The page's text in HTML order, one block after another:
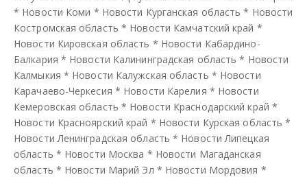
* Новости Коми * Новости Курганская область * Новости
Костромская область * Новости Камчатский край *
Новости Кировская область * Новости Кабардино-
Балкария * Новости Калининградская область * Новости
Калмыкия * Новости Калужская область * Новости
Карачаево-Черкесия * Новости Карелия * Новости
Кемеровская область * Новости Краснодарский край *
Новости Красноярский край * Новости Курская область *
Новости Ленинградская область * Новости Липецкая
область * Новости Москва * Новости Магаданская
область * Новости Марий Эл * Новости Мордовия *